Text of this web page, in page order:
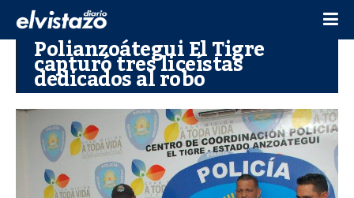
Polianzoátegui El Tigre
capturó tres liceístas
dedicados al robo